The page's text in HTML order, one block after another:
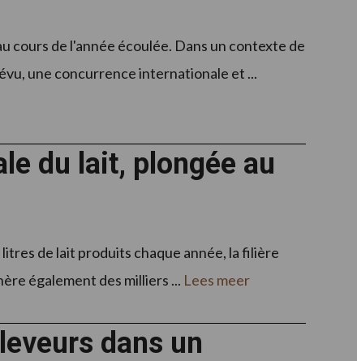
de l'année écoulée. Dans un contexte de
une concurrence internationale et ...
du lait, plongée au
de lait produits chaque année, la filière
également des milliers ... Lees meer
dans un